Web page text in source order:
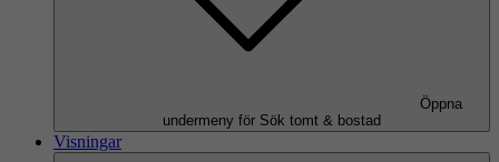
Öppna
undermeny för Sök tomt & bostad
Visningar